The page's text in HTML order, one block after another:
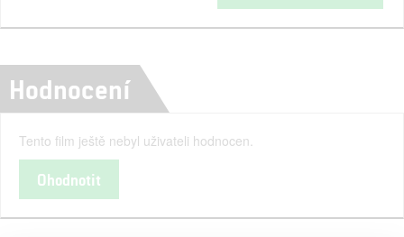
Hodnocení
Tento film ještě nebyl uživateli hodnocen.
Ohodnotit